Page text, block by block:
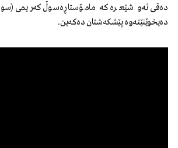
دەقی ئەو شێعرە کە مامۆستا ڕەسوڵ کەریمی
دەیخوێنێتەوە پێشکەشتان دەکەین.